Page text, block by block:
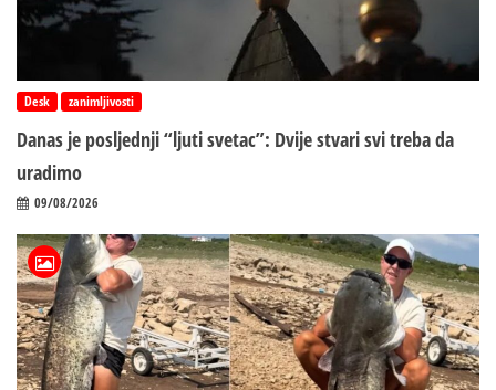
Desk zanimljivosti
Danas je posljednji “ljuti svetac”: Dvije stvari svi treba da
uradimo
09/08/2026